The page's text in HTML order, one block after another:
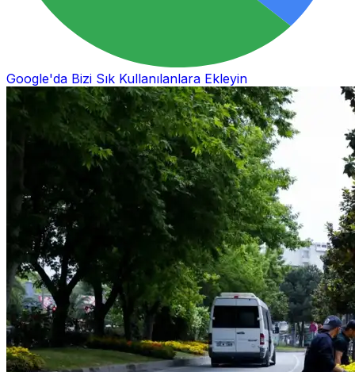
Google'da Bizi Sık Kullanılanlara Ekleyin